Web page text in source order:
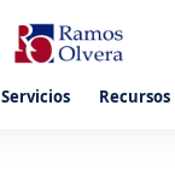
Servicios Recursos